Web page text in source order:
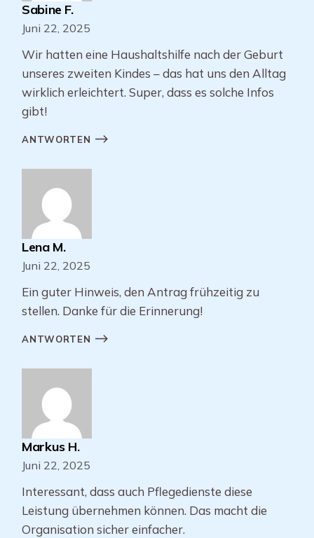
Sabine F.
Juni 22, 2025
Wir hatten eine Haushaltshilfe nach der Geburt
unseres zweiten Kindes – das hat uns den Alltag
wirklich erleichtert. Super, dass es solche Infos
gibt!
ANTWORTEN
Lena M.
Juni 22, 2025
Ein guter Hinweis, den Antrag frühzeitig zu
stellen. Danke für die Erinnerung!
ANTWORTEN
Markus H.
Juni 22, 2025
Interessant, dass auch Pflegedienste diese
Leistung übernehmen können. Das macht die
Organisation sicher einfacher.